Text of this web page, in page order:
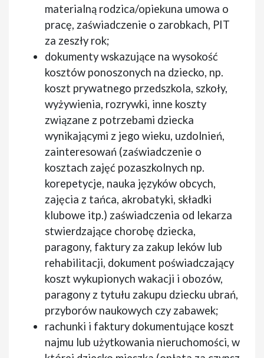
materialną rodzica/opiekuna umowa o
pracę, zaświadczenie o zarobkach, PIT
za zeszły rok;
dokumenty wskazujące na wysokość
kosztów ponoszonych na dziecko, np.
koszt prywatnego przedszkola, szkoły,
wyżywienia, rozrywki, inne koszty
związane z potrzebami dziecka
wynikającymi z jego wieku, uzdolnień,
zainteresowań (zaświadczenie o
kosztach zajęć pozaszkolnych np.
korepetycje, nauka języków obcych,
zajęcia z tańca, akrobatyki, składki
klubowe itp.) zaświadczenia od lekarza
stwierdzające chorobę dziecka,
paragony, faktury za zakup leków lub
rehabilitacji, dokument poświadczający
koszt wykupionych wakacji i obozów,
paragony z tytułu zakupu dziecku ubrań,
przyborów naukowych czy zabawek;
rachunki i faktury dokumentujące koszt
najmu lub użytkowania nieruchomości, w